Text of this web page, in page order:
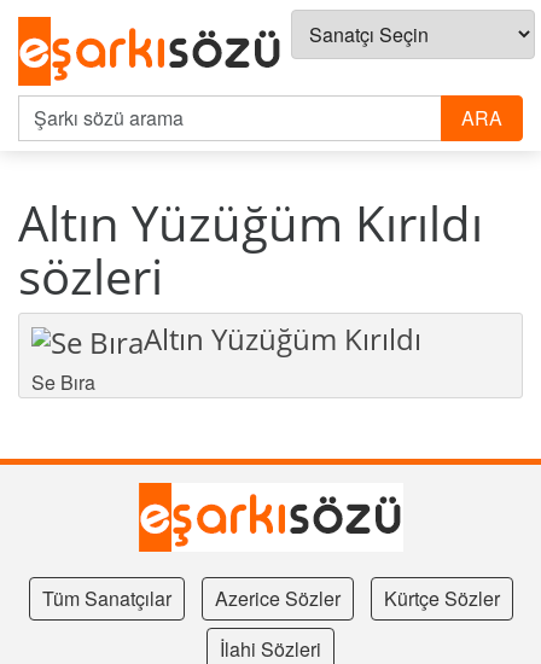
Altın Yüzüğüm Kırıldı
sözleri
Altın Yüzüğüm Kırıldı
Se Bıra
Tüm Sanatçılar Azerice Sözler
Kürtçe Sözler
İlahi Sözleri